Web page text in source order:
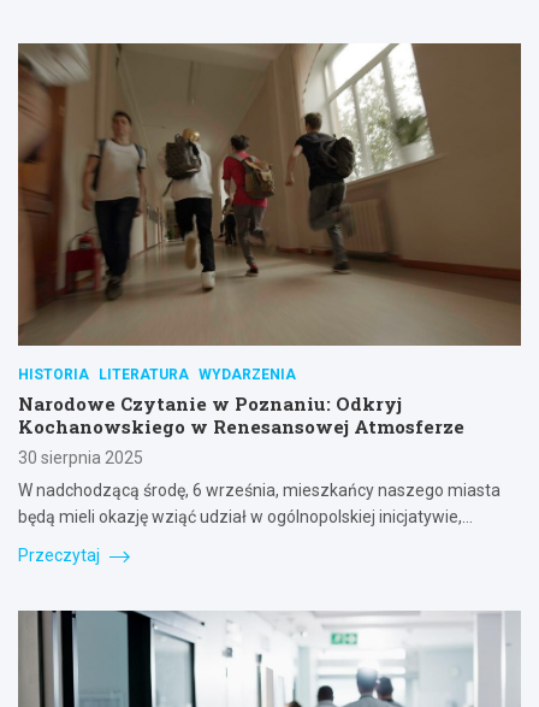
HISTORIA LITERATURA WYDARZENIA
Narodowe Czytanie w Poznaniu: Odkryj
Kochanowskiego w Renesansowej Atmosferze
30 sierpnia 2025
W nadchodzącą środę, 6 września, mieszkańcy naszego miasta
będą mieli okazję wziąć udział w ogólnopolskiej inicjatywie,…
Przeczytaj